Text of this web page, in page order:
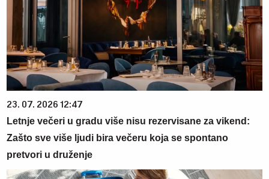
23. 07. 2026 12:47
Letnje večeri u gradu više nisu rezervisane za vikend:
Zašto sve više ljudi bira večeru koja se spontano
pretvori u druženje